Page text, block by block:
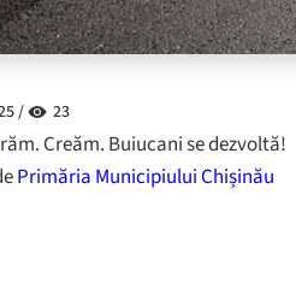
/ 23
Creăm. Buiucani se dezvoltă!
Primăria Municipiului Chișinău